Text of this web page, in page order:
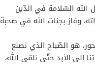
الله السّلامة في الدّين
وفاز بجنات الله في صحبة
هو الصّباح الذي نصنع
إلى الأبد حتّى نلقى الله،